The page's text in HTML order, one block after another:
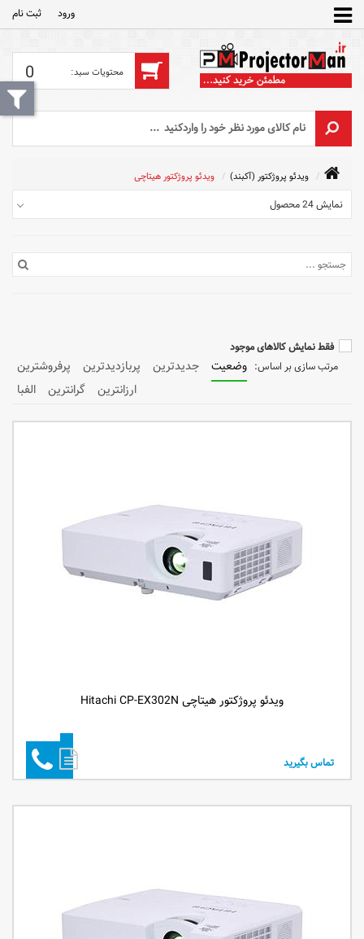
ورود ثبت‌ نام
0
ویدئو پروژکتور (آکبند) ویدئو پروژکتور هیتاچی
نمایش 24 محصول
فقط نمایش کالاهای موجود
وضعیت جدیدترین پربازدیدترین
پرفروشترین
ارزانترین
گرانترین الفبا
ویدئو پروژکتور هیتاچی Hitachi CP-EX302N
تماس بگیرید